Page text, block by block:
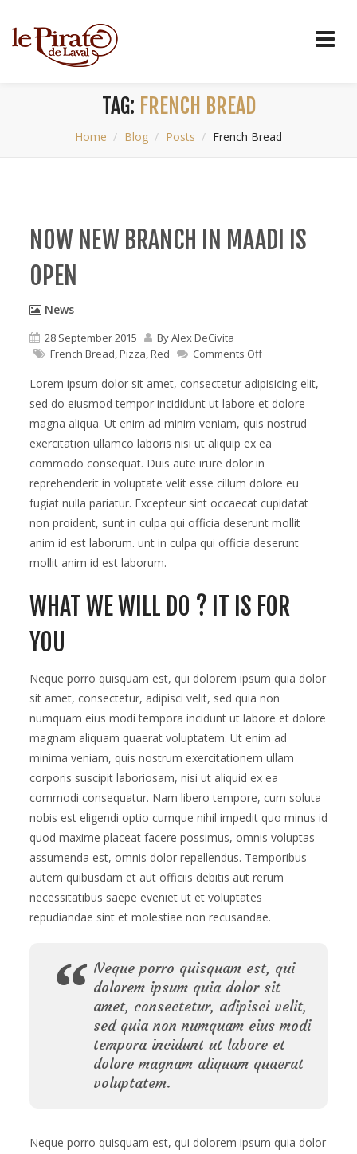
TAG: FRENCH BREAD
Home Blog Posts French Bread
NOW NEW BRANCH IN MAADI IS
OPEN
News
28 September 2015 ByAlex DeCivita
French Bread,Pizza,Red Comments Offon
new
branch
in
maadi
is
Lorem ipsum dolor sit amet, consectetur adipisicing elit,
sed do eiusmod tempor incididunt ut labore et dolore
magna aliqua. Ut enim ad minim veniam, quis nostrud
exercitation ullamco laboris nisi ut aliquip ex ea
commodo consequat. Duis aute irure dolor in
reprehenderit in voluptate velit esse cillum dolore eu
fugiat nulla pariatur. Excepteur sint occaecat cupidatat
non proident, sunt in culpa qui officia deserunt mollit
anim id est laborum. unt in culpa qui officia deserunt
mollit anim id est laborum.
WHAT WE WILL DO ? IT IS FOR
YOU
Neque porro quisquam est, qui dolorem ipsum quia dolor
sit amet, consectetur, adipisci velit, sed quia non
numquam eius modi tempora incidunt ut labore et dolore
magnam aliquam quaerat voluptatem. Ut enim ad
minima veniam, quis nostrum exercitationem ullam
corporis suscipit laboriosam, nisi ut aliquid ex ea
commodi consequatur. Nam libero tempore, cum soluta
nobis est eligendi optio cumque nihil impedit quo minus id
quod maxime placeat facere possimus, omnis voluptas
assumenda est, omnis dolor repellendus. Temporibus
autem quibusdam et aut officiis debitis aut rerum
necessitatibus saepe eveniet ut et voluptates
repudiandae sint et molestiae non recusandae.
Neque porro quisquam est, qui
dolorem ipsum quia dolor sit
amet, consectetur, adipisci velit,
sed quia non numquam eius modi
tempora incidunt ut labore et
dolore magnam aliquam quaerat
voluptatem.
Neque porro quisquam est, qui dolorem ipsum quia dolor